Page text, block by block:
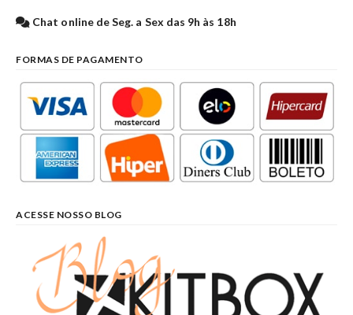
Chat online de Seg. a Sex das 9h às 18h
FORMAS DE PAGAMENTO
ACESSE NOSSO BLOG